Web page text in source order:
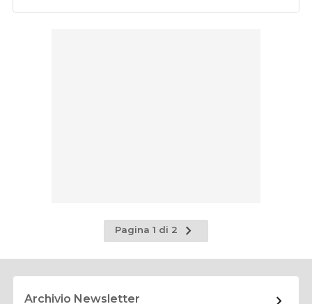
Pagina 1 di 2
Pagina
successiva
Archivio Newsletter